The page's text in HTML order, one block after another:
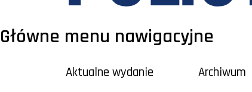
Główne menu nawigacyjne
Aktualne wydanie Archiwum